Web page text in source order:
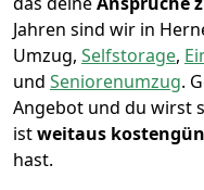
Jahren sind wir in
Umzug, Selfstorage,
und Seniorenumzug.
Angebot und du wirst
istweitaus
hast.